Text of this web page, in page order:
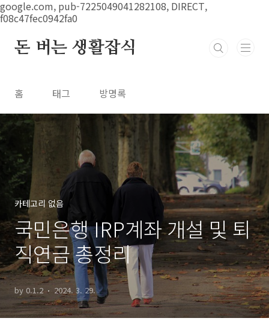
google.com, pub-7225049041282108, DIRECT,
f08c47fec0942fa0
본문 바로가기
돈 버는 생활잡식
홈 태그 방명록
카테고리 없음
국민은행 IRP계좌 개설 및 퇴
직연금 총정리
by 0.1.2 2024. 3. 29.